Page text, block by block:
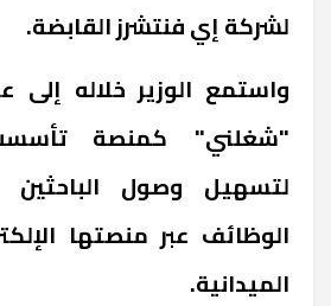
لشركة إي فنتشرز القابضة.
واستمع الوزير خلاله
لتسهيل وصول
الوظائف عبر منصتها
الميدانية.